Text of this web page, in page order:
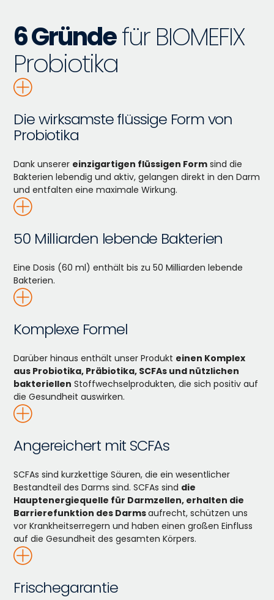
6 Gründefür BIOMEFIX
Probiotika
Die wirksamste flüssige Form von
Probiotika
Dank unserer einzigartigen flüssigen Form sind die
Bakterien lebendig und aktiv, gelangen direkt in den Darm
und entfalten eine maximale Wirkung.
50 Milliarden lebende Bakterien
Eine Dosis (60 ml) enthält bis zu 50 Milliarden lebende
Bakterien.
Komplexe Formel
Darüber hinaus enthält unser Produkt einen Komplex
aus Probiotika, Präbiotika, SCFAs und nützlichen
bakteriellen Stoffwechselprodukten, die sich positiv auf
die Gesundheit auswirken.
Angereichert mit SCFAs
SCFAs sind kurzkettige Säuren, die ein wesentlicher
Bestandteil des Darms sind. SCFAs sind die
Hauptenergiequelle für Darmzellen, erhalten die
Barrierefunktion des Darmsaufrecht, schützen uns
vor Krankheitserregern und haben einen großen Einfluss
auf die Gesundheit des gesamten Körpers.
Frischegarantie